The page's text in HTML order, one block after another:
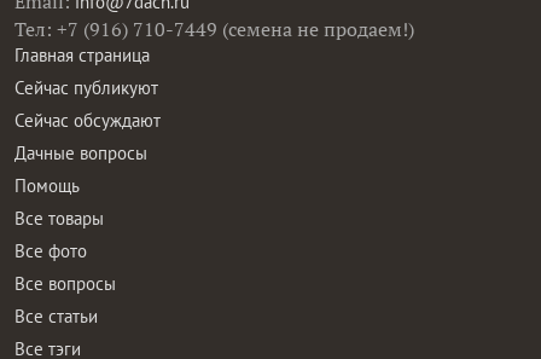
Тел: +7 (916) 710-7449 (семена не продаем!)
Главная страница
Сейчас публикуют
Сейчас обсуждают
Дачные вопросы
Помощь
Все товары
Все фото
Все вопросы
Все статьи
Все тэги